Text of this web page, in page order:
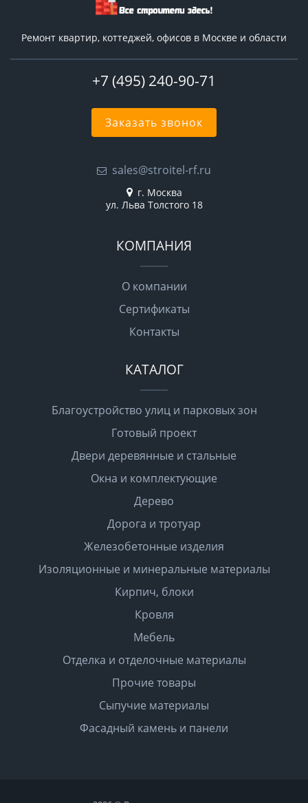
Ремонт квартир, коттеджей, офисов в Москве и области
+7 (495) 240-90-71
Заказать звонок
sales@stroitel-rf.ru
г. Москва
ул. Льва Толстого 18
КОМПАНИЯ
О компании
Сертификаты
Контакты
КАТАЛОГ
Благоустройство улиц и парковых зон
Готовый проект
Двери деревянные и стальные
Окна и комплектующие
Дерево
Дорога и тротуар
Железобетонные изделия
Изоляционные и минеральные материалы
Кирпич, блоки
Кровля
Мебель
Отделка и отделочные материалы
Прочие товары
Сыпучие материалы
Фасадный камень и панели